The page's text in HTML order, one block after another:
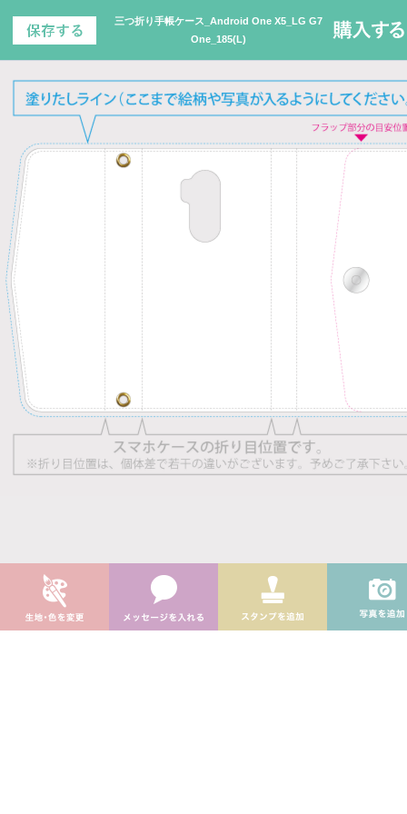
三つ折り手帳ケース_Android One X5_LG G7
One_185(L)